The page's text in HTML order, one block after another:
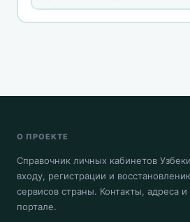
О ПРОЕКТЕ
Справочник личных кабинетов
входу, регистрации и
сервисов страны. Контакты, адреса
портале.